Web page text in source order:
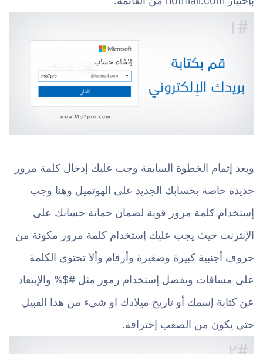
وبعد إتمام الخطوة السابقة وجب عليك إدخال كلمة مرور
جديدة خاصة بحسابك الجديد على الهوتميل وهنا وجب
إستخدام كلمة مرور قوية لضمان حماية حسابك على
الإنترنت حيث يجب عليك إستخدام كلمة مرور مكونة من
حروف أجنبية كبيرة وصغيرة وأرقام وألا تحتوي الكلمة
على مسافات ويفضل إستخدام رموز مثل #$% والإبتعاد
عن كتابة إسمك أو تاريخ ميلادك او شيء من هذا القبيل
حتي يكون من الصعب إختراقة.